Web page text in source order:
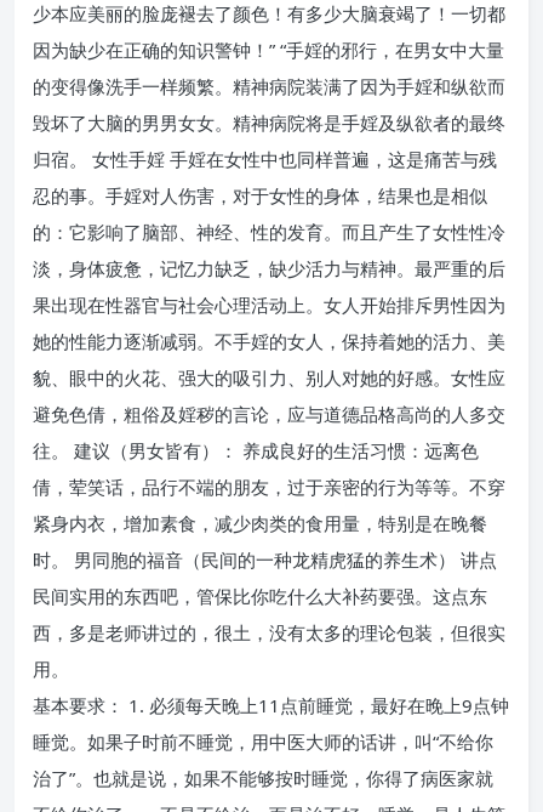
少本应美丽的脸庞褪去了颜色！有多少大脑衰竭了！一切都
因为缺少在正确的知识警钟！” “手婬的邪行，在男女中大量
的变得像洗手一样频繁。精神病院装满了因为手婬和纵欲而
毁坏了大脑的男男女女。精神病院将是手婬及纵欲者的最终
归宿。 女性手婬 手婬在女性中也同样普遍，这是痛苦与残
忍的事。手婬对人伤害，对于女性的身体，结果也是相似
的：它影响了脑部、神经、性的发育。而且产生了女性性冷
淡，身体疲惫，记忆力缺乏，缺少活力与精神。最严重的后
果出现在性器官与社会心理活动上。女人开始排斥男性因为
她的性能力逐渐减弱。不手婬的女人，保持着她的活力、美
貌、眼中的火花、强大的吸引力、别人对她的好感。女性应
避免色倩，粗俗及婬秽的言论，应与道德品格高尚的人多交
往。 建议（男女皆有）： 养成良好的生活习惯：远离色
倩，荤笑话，品行不端的朋友，过于亲密的行为等等。不穿
紧身内衣，增加素食，减少肉类的食用量，特别是在晚餐
时。 男同胞的福音（民间的一种龙精虎猛的养生术） 讲点
民间实用的东西吧，管保比你吃什么大补药要强。这点东
西，多是老师讲过的，很土，没有太多的理论包装，但很实
用。
基本要求： 1. 必须每天晚上11点前睡觉，最好在晚上9点钟
睡觉。如果子时前不睡觉，用中医大师的话讲，叫“不给你
治了”。也就是说，如果不能够按时睡觉，你得了病医家就